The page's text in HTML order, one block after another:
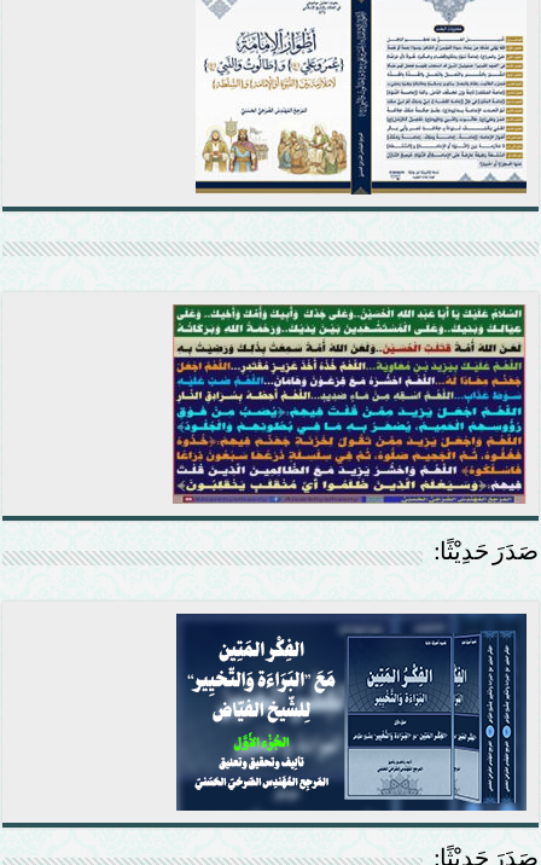
صَدَرَ حَدِيْثًا:
صَدَرَ حَدِيْثًا: